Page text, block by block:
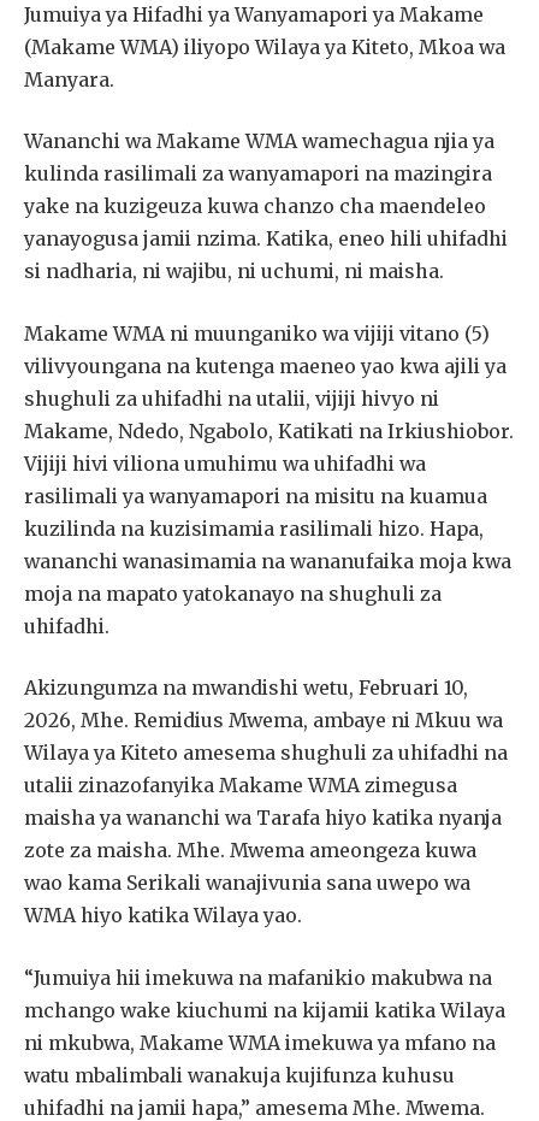
Jumuiya ya Hifadhi ya Wanyamapori ya Makame
(Makame WMA) iliyopo Wilaya ya Kiteto, Mkoa wa
Manyara.
Wananchi wa Makame WMA wamechagua njia ya
kulinda rasilimali za wanyamapori na mazingira
yake na kuzigeuza kuwa chanzo cha maendeleo
yanayogusa jamii nzima. Katika, eneo hili uhifadhi
si nadharia, ni wajibu, ni uchumi, ni maisha.
Makame WMA ni muunganiko wa vijiji vitano (5)
vilivyoungana na kutenga maeneo yao kwa ajili ya
shughuli za uhifadhi na utalii, vijiji hivyo ni
Makame, Ndedo, Ngabolo, Katikati na Irkiushiobor.
Vijiji hivi viliona umuhimu wa uhifadhi wa
rasilimali ya wanyamapori na misitu na kuamua
kuzilinda na kuzisimamia rasilimali hizo. Hapa,
wananchi wanasimamia na wananufaika moja kwa
moja na mapato yatokanayo na shughuli za
uhifadhi.
Akizungumza na mwandishi wetu, Februari 10,
2026, Mhe. Remidius Mwema, ambaye ni Mkuu wa
Wilaya ya Kiteto amesema shughuli za uhifadhi na
utalii zinazofanyika Makame WMA zimegusa
maisha ya wananchi wa Tarafa hiyo katika nyanja
zote za maisha. Mhe. Mwema ameongeza kuwa
wao kama Serikali wanajivunia sana uwepo wa
WMA hiyo katika Wilaya yao.
“Jumuiya hii imekuwa na mafanikio makubwa na
mchango wake kiuchumi na kijamii katika Wilaya
ni mkubwa, Makame WMA imekuwa ya mfano na
watu mbalimbali wanakuja kujifunza kuhusu
uhifadhi na jamii hapa,” amesema Mhe. Mwema.